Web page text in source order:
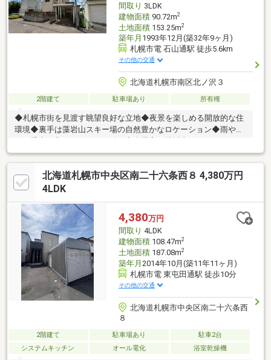
間取り 3LDK
建物面積90.72m2
土地面積153.25m2
築年月 1993年12月(築32年9ヶ月)
札幌市電 石山通駅 徒歩5.6km
その他の交通
北海道札幌市南区北ノ沢３
2階建て 駐車場あり 所有権
◆札幌市街を見渡す眺望良好な立地◆夜景を楽しめる開放的な住
環境◆裏手は藻岩山スキー場の自然豊かなロケーション◆雨や雪
ＬＤＫ◆高台ならではの開放感あふれる住まい
北海道札幌市中央区南二十六条西８ 4,380万円
4LDK
4,380万円
間取り 4LDK
建物面積108.47m2
土地面積187.08m2
築年月 2014年10月(築11年11ヶ月)
札幌市電 東屯田通駅 徒歩10分
その他の交通
北海道札幌市中央区南二十六条西
８
2階建て 駐車場あり
駐車2台
システムキッチン
オール電化 浴室乾燥機